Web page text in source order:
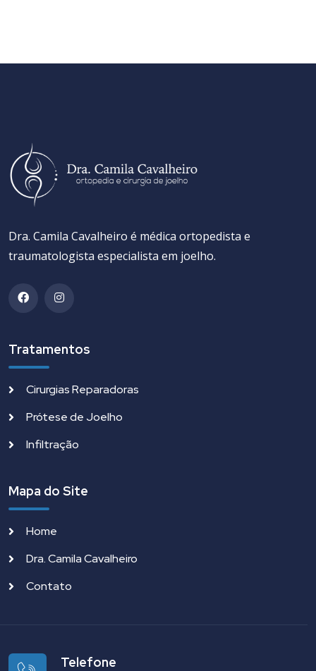
Dra. Camila Cavalheiro é médica ortopedista e
traumatologista especialista em joelho.
Tratamentos
Cirurgias Reparadoras
Prótese de Joelho
Infiltração
Mapa do Site
Home
Dra. Camila Cavalheiro
Contato
Telefone